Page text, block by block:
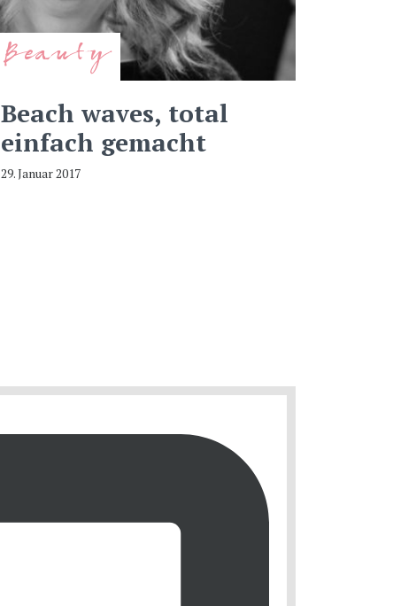
Beauty
Beach waves, total
einfach gemacht
29. Januar 2017